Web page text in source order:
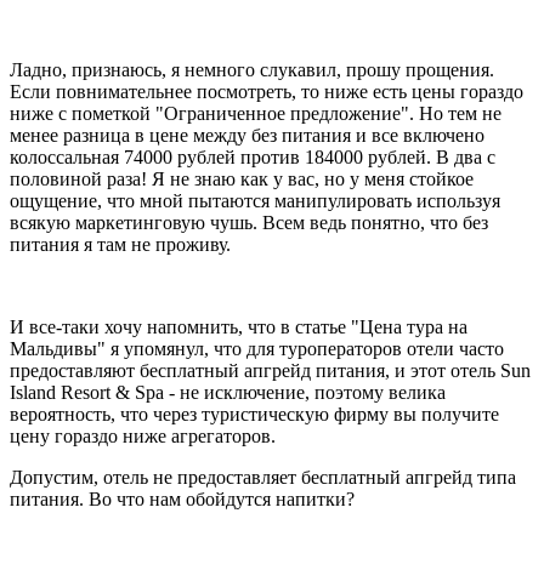
Ладно, признаюсь, я немного слукавил, прошу прощения.
Если повнимательнее посмотреть, то ниже есть цены гораздо
ниже с пометкой "Ограниченное предложение". Но тем не
менее разница в цене между без питания и все включено
колоссальная 74000 рублей против 184000 рублей. В два с
половиной раза! Я не знаю как у вас, но у меня стойкое
ощущение, что мной пытаются манипулировать используя
всякую маркетинговую чушь. Всем ведь понятно, что без
питания я там не проживу.
И все-таки хочу напомнить, что в статье "Цена тура на
Мальдивы" я упомянул, что для туроператоров отели часто
предоставляют бесплатный апгрейд питания, и этот отель Sun
Island Resort & Spa - не исключение, поэтому велика
вероятность, что через туристическую фирму вы получите
цену гораздо ниже агрегаторов.
Допустим, отель не предоставляет бесплатный апгрейд типа
питания. Во что нам обойдутся напитки?